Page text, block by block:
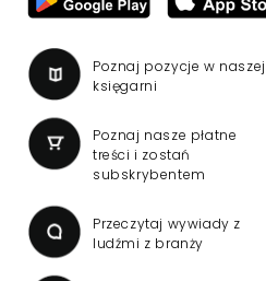
Poznaj pozycje w naszej
księgarni
Poznaj nasze płatne
treści i zostań
subskrybentem
Przeczytaj wywiady z
ludźmi z branży